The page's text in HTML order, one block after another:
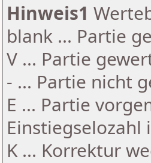
Hinweis1
blank ... Partie
V ... Partie
- ... Partie nicht
E ... Partie
K ... Korrektur